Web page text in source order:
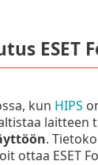
ESET
kun HIPS
.
ottaa ESET